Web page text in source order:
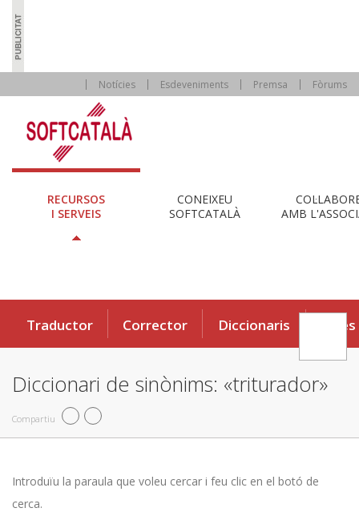
Notícies Esdeveniments Premsa Fòrums
RECURSOS
I SERVEIS
CONEIXEU
SOFTCATALÀ
AMB
Traductor Corrector Diccionaris Eines
Diccionari de sinònims: «triturador»
Compartiu
Introduïu la paraula que voleu cercar i feu clic en el botó de
cerca.